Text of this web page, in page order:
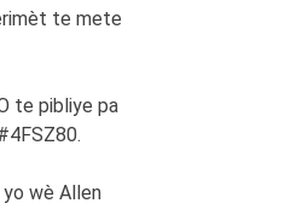
te mete
te pibliye pa
wè Allen